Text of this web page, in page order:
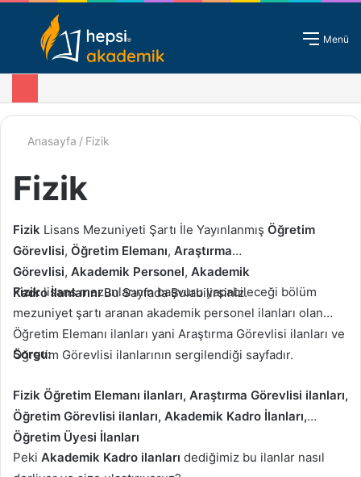
Giriş - Kayıt Menü
Anasayfa / Fizik
Fizik
Fizik Lisans Mezuniyeti Şartı İle Yayınlanmış Öğretim
Görevlisi, Öğretim Elemanı, Araştırma
Görevlisi, Akademik Personel, Akademik
Kadro İlanlarınıBu Sayfada Bulabilirsiniz.
Fiziklisans mezunlarının başvuru yapabileceği bölüm
mezuniyet şartı aranan akademik personel ilanları olan
Öğretim Elemanı ilanları yani Araştırma Görevlisi ilanları ve
Öğretim Görevlisi ilanlarının sergilendiği sayfadır.
Sorgu:
Fizik Öğretim Elemanı ilanları, Araştırma Görevlisi ilanları,
Öğretim Görevlisi ilanları, Akademik Kadro İlanları,
Öğretim Üyesi İlanları
Peki Akademik Kadro ilanları dediğimiz bu ilanlar nasıl